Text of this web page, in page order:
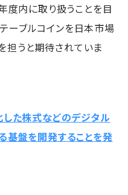
度内に取り扱うことを目
ーブルコインを日本市場
担うと期待されていま
した株式などのデジタル
盤を開発することを発